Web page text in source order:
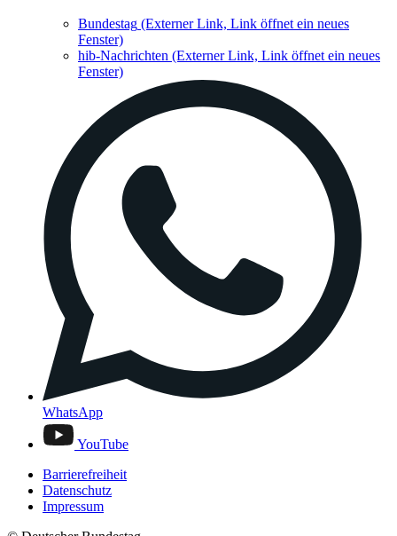
Bundestag (Externer Link, Link öffnet ein neues
Fenster)
hib-Nachrichten (Externer Link, Link öffnet ein neues
Fenster)
WhatsApp
YouTube
Barrierefreiheit
Datenschutz
Impressum